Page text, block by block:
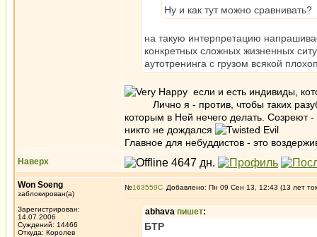
Ну и как тут можно сравнивать?
на такую интерпретацию
конкретных сложных жизненных
аутотренинга с грузом всякой
если и есть индивиды,
Лично я - против, чтобы таких
которым в Ней нечего делать.
никто не дождался
Главное для небуддистов - это
Наверх
Won Soeng
заблокирован(а)
Зарегистрирован:
14.07.2006
Суждений: 14466
Откуда: Королев
№163559 Добавлено: Пн 09 Сен 13, 12:43 (13 лет
abhava пишет:
БТР